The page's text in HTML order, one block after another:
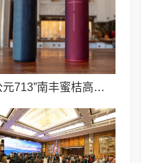
“公元713”南丰蜜桔高端品牌，千年贡桔：帝王之选，与君共享！品牌宣传片发布